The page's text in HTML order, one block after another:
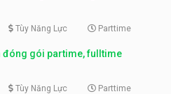
Tùy Năng Lực Parttime
đóng gói partime, fulltime
Tùy Năng Lực Parttime